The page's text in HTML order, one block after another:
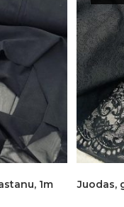
1m
Juodas,